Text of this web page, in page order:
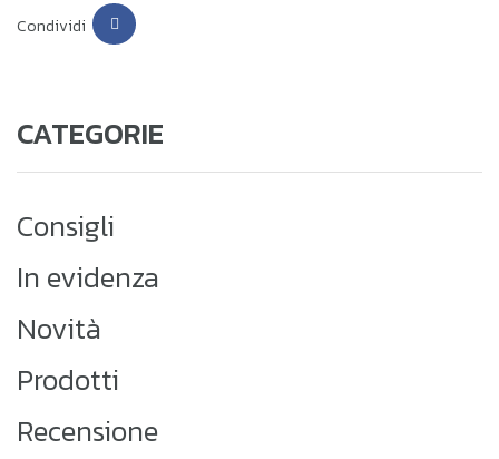
Condividi
CATEGORIE
Consigli
In evidenza
Novità
Prodotti
Recensione